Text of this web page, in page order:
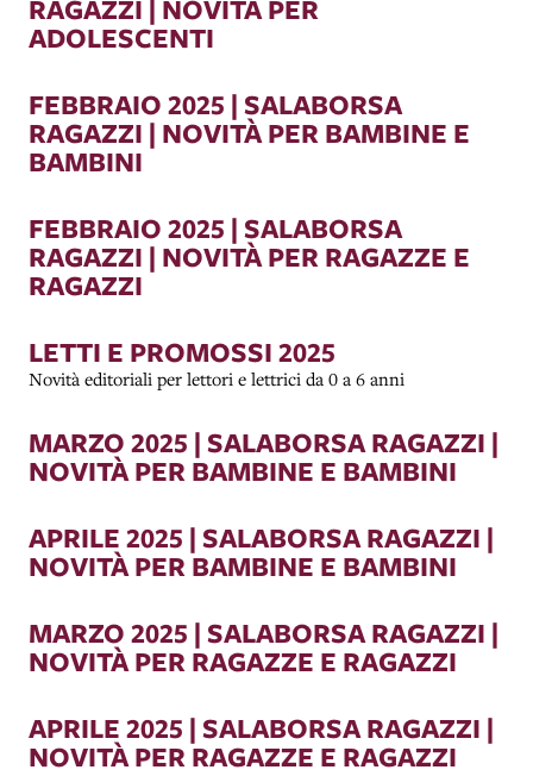
RAGAZZI | NOVITÀ PER
ADOLESCENTI
FEBBRAIO 2025 | SALABORSA
RAGAZZI | NOVITÀ PER BAMBINE E
BAMBINI
FEBBRAIO 2025 | SALABORSA
RAGAZZI | NOVITÀ PER RAGAZZE E
RAGAZZI
LETTI E PROMOSSI 2025
Novità editoriali per lettori e lettrici da 0 a 6 anni
MARZO 2025 | SALABORSA RAGAZZI |
NOVITÀ PER BAMBINE E BAMBINI
APRILE 2025 | SALABORSA RAGAZZI |
NOVITÀ PER BAMBINE E BAMBINI
MARZO 2025 | SALABORSA RAGAZZI |
NOVITÀ PER RAGAZZE E RAGAZZI
APRILE 2025 | SALABORSA RAGAZZI |
NOVITÀ PER RAGAZZE E RAGAZZI